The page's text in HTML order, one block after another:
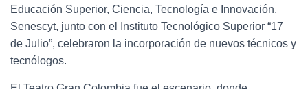
Educación Superior, Ciencia, Tecnología e Innovación,
Senescyt, junto con el Instituto Tecnológico Superior “17
de Julio”, celebraron la incorporación de nuevos técnicos y
tecnólogos.